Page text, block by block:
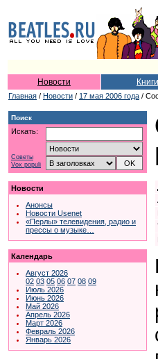
Новости Книги
Главная / Новости / 17 мая 2006 года /
Поиск
Искать:
Советы
Vox populi
Новости
Анонсы
Новости Usenet
«Перлы» телевидения, радио и
прессы о музыке…
Календарь
Август 2026
02 03 05 06 07 08 09
Июль 2026
Июнь 2026
Май 2026
Апрель 2026
Март 2026
Февраль 2026
Январь 2026